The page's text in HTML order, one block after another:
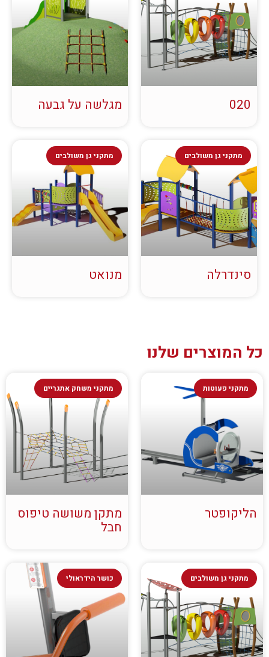
020 מגלשה על גבעה
מתקני גן משולבים
סינדרלה
מתקני גן משולבים
מנואט
כל המוצרים שלנו
מתקני פעוטות
הליקופטר
מתקני משחק אתגריים
מתקן משושה טיפוס
חבל
מתקני גן משולבים כושר הידראולי